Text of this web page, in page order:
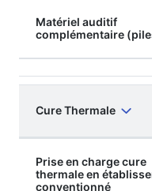
Matériel auditif
complémentaire
Cure Thermale
Prise en charge cure
thermale en
conventionné